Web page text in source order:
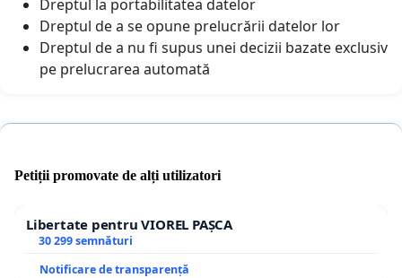
Dreptul la portabilitatea datelor
Dreptul de a se opune prelucrării datelor lor
Dreptul de a nu fi supus unei decizii bazate exclusiv
pe prelucrarea automată
Petiții promovate de alți utilizatori
Libertate pentru VIOREL PAȘCA
30 299 semnături
Notificare de transparență